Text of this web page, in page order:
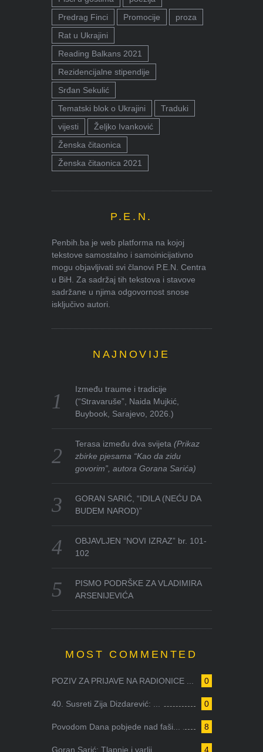
Predrag Finci
Promocije
proza
Rat u Ukrajini
Reading Balkans 2021
Rezidencijalne stipendije
Srđan Sekulić
Tematski blok o Ukrajini
Traduki
vijesti
Željko Ivanković
Ženska čitaonica
Ženska čitaonica 2021
P.E.N.
Penbih.ba je web platforma na kojoj
tekstove samostalno i samoinicijativno
mogu objavljivati svi članovi P.E.N. Centra
u BiH. Za sadržaj tih tekstova i stavove
sadržane u njima odgovornost snose
isključivo autori.
NAJNOVIJE
Između traume i tradicije
(“Stravaruše”, Naida Mujkić,
Buybook, Sarajevo, 2026.)
Terasa između dva svijeta(Prikaz
zbirke pjesama “Kao da zidu
govorim”, autora Gorana Sarića)
GORAN SARIĆ, “IDILA (NEĆU DA
BUDEM NAROD)”
OBJAVLJEN “NOVI IZRAZ” br. 101-
102
PISMO PODRŠKE ZA VLADIMIRA
ARSENIJEVIĆA
MOST COMMENTED
0
POZIV ZA PRIJAVE NA RADIONICE ...
0
40. Susreti Zija Dizdarević: ...
8
Povodom Dana pobjede nad faši...
4
Goran Sarić: Tlapnje i varlji...